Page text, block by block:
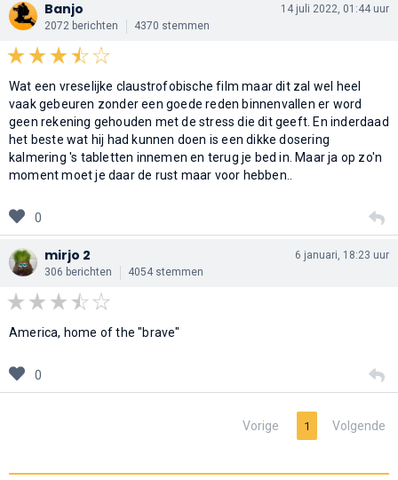
Banjo
2072 berichten 4370 stemmen
14 juli 2022, 01:44 uur
Wat een vreselijke claustrofobische film maar dit zal wel heel
vaak gebeuren zonder een goede reden binnenvallen er word
geen rekening gehouden met de stress die dit geeft. En inderdaad
het beste wat hij had kunnen doen is een dikke dosering
kalmering 's tabletten innemen en terug je bed in. Maar ja op zo'n
moment moet je daar de rust maar voor hebben..
0
mirjo 2
306 berichten 4054 stemmen
6 januari, 18:23 uur
America, home of the "brave"
0
Vorige 1 Volgende